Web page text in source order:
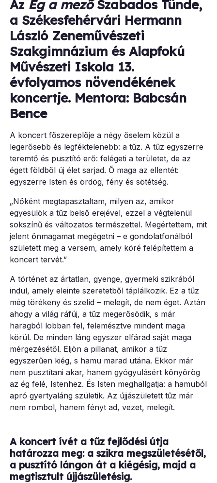
Az Ég a mezőSzabados Tünde,
a Székesfehérvári Hermann
László Zeneművészeti
Szakgimnázium és Alapfokú
Művészeti Iskola 13.
évfolyamos növendékének
koncertje. Mentora: Babcsán
Bence
A koncert főszereplője a négy őselem közül a
legerősebb és legféktelenebb: a tűz. A tűz egyszerre
teremtő és pusztító erő: felégeti a területet, de az
égett földből új élet sarjad. Ő maga az ellentét:
egyszerre Isten és ördög, fény és sötétség.
„Nőként megtapasztaltam, milyen az, amikor
egyesülök a tűz belső erejével, ezzel a végtelenül
sokszínű és változatos természettel. Megértettem, mit
jelent önmagamat megégetni – e gondolatfonálból
született meg a versem, amely köré felépítettem a
koncert tervét.”
A történet az ártatlan, gyenge, gyermeki szikrából
indul, amely eleinte szeretetből táplálkozik. Ez a tűz
még törékeny és szelíd – melegít, de nem éget. Aztán
ahogy a világ ráfúj, a tűz megerősödik, s már
haragból lobban fel, felemésztve mindent maga
körül. De minden láng egyszer elfárad saját maga
mérgezésétől. Eljön a pillanat, amikor a tűz
egyszerűen kiég, s hamu marad utána. Ekkor már
nem pusztítani akar, hanem gyógyulásért könyörög
az ég felé, Istenhez. És Isten meghallgatja: a hamuból
apró gyertyaláng születik. Az újjászületett tűz már
nem rombol, hanem fényt ad, vezet, melegít.
A koncert ívét a tűz fejlődési útja
határozza meg: a szikra megszületésétől,
a pusztító lángon át a kiégésig, majd a
megtisztult újjászületésig.